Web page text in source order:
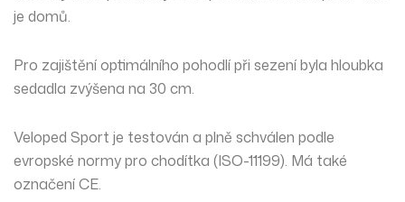
je domů.
Pro zajištění optimálního pohodlí při sezení byla hloubka
sedadla zvýšena na 30 cm.
Veloped Sport je testován a plně schválen podle
evropské normy pro chodítka (ISO-11199). Má také
označení CE.